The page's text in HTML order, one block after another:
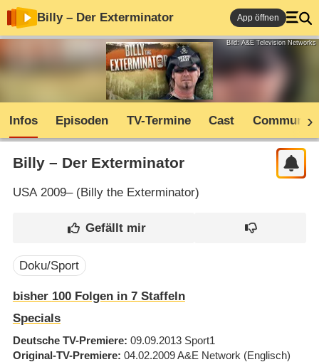
Billy – Der Exterminator App öffnen
Bild: A&E Television Networks
Infos Episoden TV-Termine Cast Community
Billy – Der Exterminator
USA2009– (Billy the Exterminator)
Doku/Sport
bisher 100Folgen in 7Staffeln
Specials
Deutsche TV-Premiere 09.09.2013 Sport1
Original-TV-Premiere 04.02.2009A&E Network (Englisch)